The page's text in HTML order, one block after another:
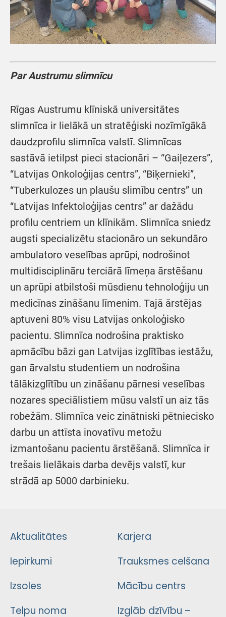
Par Austrumu slimnīcu
Rīgas Austrumu klīniskā universitātes
slimnīca ir lielākā un stratēģiski nozīmīgākā
daudzprofilu slimnīca valstī. Slimnīcas
sastāvā ietilpst pieci stacionāri – “Gaiļezers”,
“Latvijas Onkoloģijas centrs”, “Biķernieki”,
“Tuberkulozes un plaušu slimību centrs” un
“Latvijas Infektoloģijas centrs” ar dažādu
profilu centriem un klīnikām. Slimnīca sniedz
augsti specializētu stacionāro un sekundāro
ambulatoro veselības aprūpi, nodrošinot
multidisciplināru terciārā līmeņa ārstēšanu
un aprūpi atbilstoši mūsdienu tehnoloģiju un
medicīnas zināšanu līmenim. Tajā ārstējas
aptuveni 80% visu Latvijas onkoloģisko
pacientu. Slimnīca nodrošina praktisko
apmācību bāzi gan Latvijas izglītības iestāžu,
gan ārvalstu studentiem un nodrošina
tālākizglītību un zināšanu pārnesi veselības
nozares speciālistiem mūsu valstī un aiz tās
robežām. Slimnīca veic zinātniski pētniecisko
darbu un attīsta inovatīvu metožu
izmantošanu pacientu ārstēšanā. Slimnīca ir
trešais lielākais darba devējs valstī, kur
strādā ap 5000 darbinieku.
Aktualitātes
Iepirkumi
Izsoles
Telpu noma
Karjera
Trauksmes celšana
Mācību centrs
Izglāb dzīvību –